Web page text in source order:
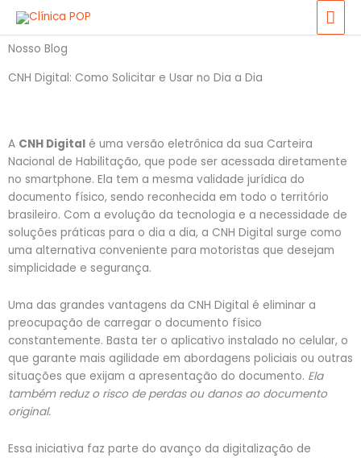
para
Nosso Blog
CNH Digital: Como Solicitar e Usar no Dia a Dia
A CNH Digital é uma versão eletrônica da sua Carteira
Nacional de Habilitação, que pode ser acessada diretamente
no smartphone. Ela tem a mesma validade jurídica do
documento físico, sendo reconhecida em todo o território
brasileiro. Com a evolução da tecnologia e a necessidade de
soluções práticas para o dia a dia, a CNH Digital surge como
uma alternativa conveniente para motoristas que desejam
simplicidade e segurança.
Uma das grandes vantagens da CNH Digital é eliminar a
preocupação de carregar o documento físico
constantemente. Basta ter o aplicativo instalado no celular, o
que garante mais agilidade em abordagens policiais ou outras
situações que exijam a apresentação do documento. Ela
também reduz o risco de perdas ou danos ao documento
original.
Essa iniciativa faz parte do avanço da digitalização de